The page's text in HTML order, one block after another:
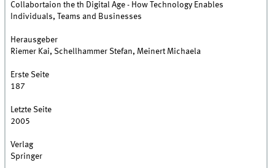
Collabortaion the th Digital Age - How Technology Enables
Individuals, Teams and Businesses
Herausgeber
Riemer Kai, Schellhammer Stefan, Meinert Michaela
Erste Seite
187
Letzte Seite
2005
Verlag
Springer